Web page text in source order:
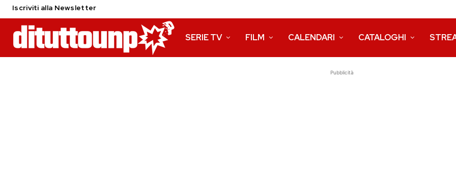
Iscriviti alla Newsletter
SERIE TV FILM CALENDARI CATALOGHI
Pubblicità